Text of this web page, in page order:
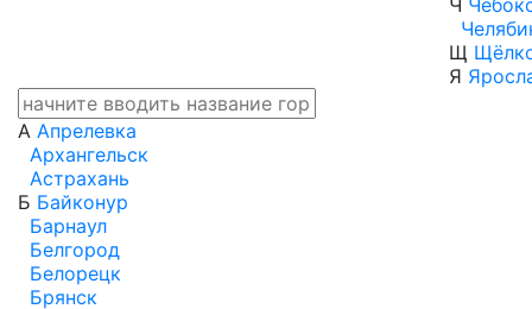
Ч
Щ
Я
А Апрелевка
Архангельск
Астрахань
Б Байконур
Барнаул
Белгород
Белорецк
Брянск